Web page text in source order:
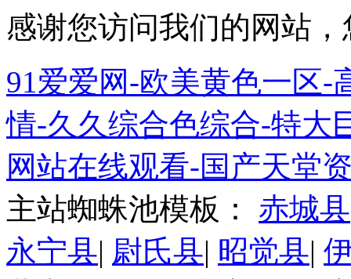
感谢您访问我们的网站
91爱爱网-欧美黄色一区-
情-久久综合色综合-特大
网站在线观看-国产天堂
主站蜘蛛池模板： 赤城县
永宁县| 尉氏县| 昭觉县|